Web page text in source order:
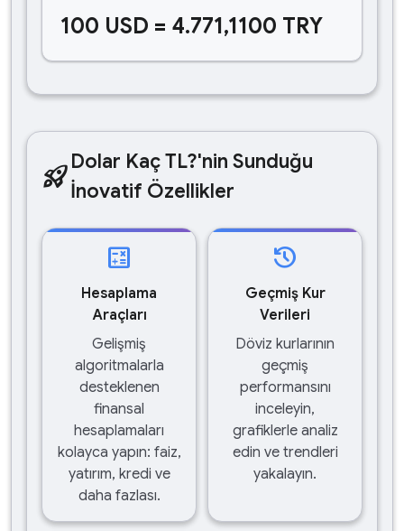
100 USD = 4.771,1100 TRY
rocket_launchDolar Kaç TL?'nin Sunduğu
İnovatif Özellikler
calculate
Hesaplama
Araçları
Gelişmiş
algoritmalarla
desteklenen
finansal
hesaplamaları
kolayca yapın: faiz,
yatırım, kredi ve
daha fazlası.
history
Geçmiş Kur
Verileri
Döviz kurlarının
geçmiş
performansını
inceleyin,
grafiklerle analiz
edin ve trendleri
yakalayın.